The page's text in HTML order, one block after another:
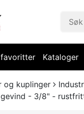
Kataloger
og kuplinger
gevind - 3/8" -